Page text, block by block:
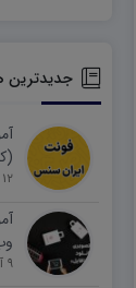
جدیدترین
۱۲ دی ۱۴۰۴
۹ آذر ۱۴۰۴